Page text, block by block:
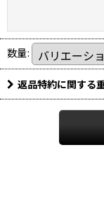
数量:
返品特約に関する